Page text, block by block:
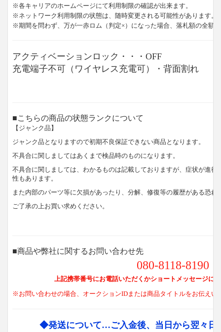
※各キャリアのホームページにて利用制限の確認が出来ます。
※ネットワーク利用制限の状態は、随時変更される可能性があります。
※期間を問わず、万が一赤ロム（判定×）になった場合、落札額の全額
アクティベーションロック・・・OFF
充電端子不可（ワイヤレス充電可）・背面割れ
■こちらの商品の状態ランクについて
【ジャンク品】
ジャンク品となりますので初期不良保証できない商品となります。
不具合に関しましてはあくまで検品時のものになります。
不具合に関しましては、わかるものは記載しておりますが、症状が進
性もあります。
また内部のパーツ等に欠損があったり、分解、修復等の履歴がある恐れ
ご了承の上お買い求めください。
■商品や弊社に関するお問い合わせ先
080-8118-8190
上記携帯番号にお電話いただくかショートメッセージに
※お問い合わせの場合、オークションIDまたは商品タイトルをお伝えい
◆発送について…ご入金後、当日から翌々日